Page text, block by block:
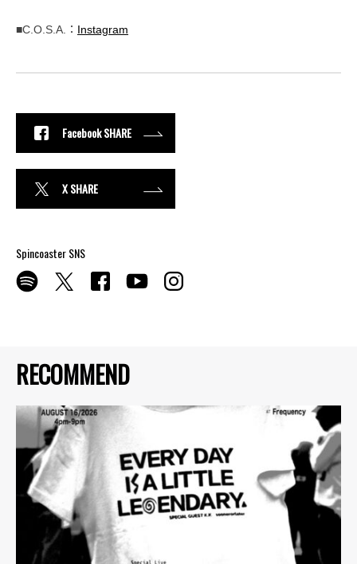
RECOMMEND
■C.O.S.A.： Instagram
Facebook SHARE
X SHARE
Spincoaster SNS